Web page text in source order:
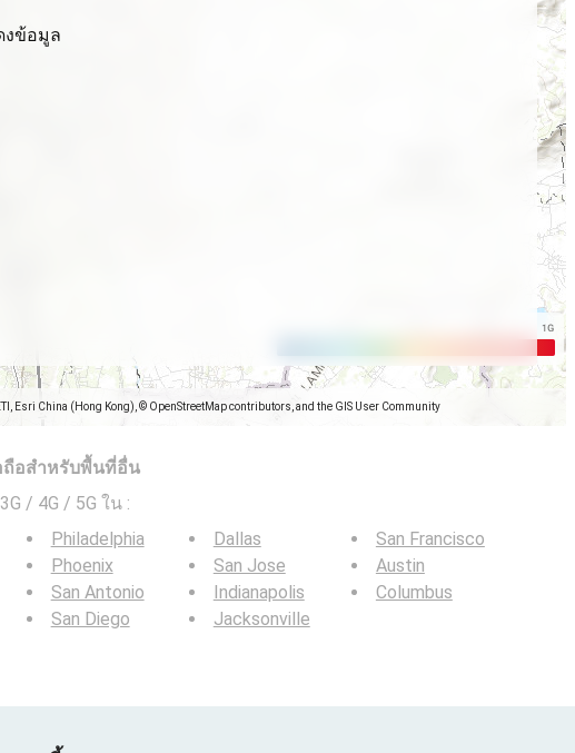
Esri China (Hong Kong), © OpenStreetMap contributors, and the GIS User Community
งข้อมูล
ถือสำหรับพื้นที่อื่น
/ 4G / 5G ใน :
Philadelphia
Phoenix
San Antonio
San Diego
Dallas
San Jose
Indianapolis
Jacksonville
San Francisco
Austin
Columbus